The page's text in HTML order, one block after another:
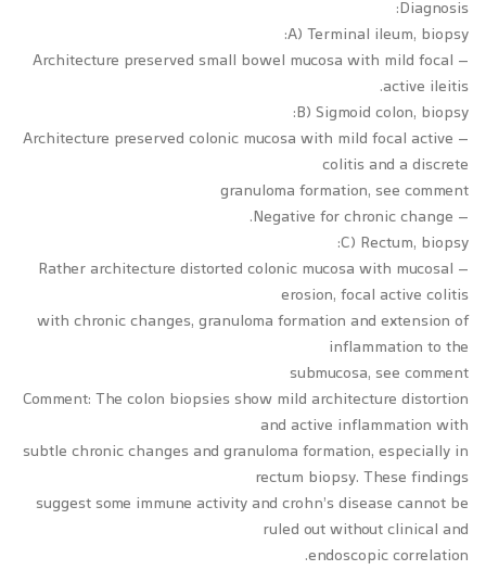
Diagnosis:
A) Terminal ileum, biopsy:
– Architecture preserved small bowel mucosa with mild focal
active ileitis.
B) Sigmoid colon, biopsy:
– Architecture preserved colonic mucosa with mild focal active
colitis and a discrete
granuloma formation, see comment
– Negative for chronic change.
C) Rectum, biopsy:
– Rather architecture distorted colonic mucosa with mucosal
erosion, focal active colitis
with chronic changes, granuloma formation and extension of
inflammation to the
submucosa, see comment
Comment: The colon biopsies show mild architecture distortion
and active inflammation with
subtle chronic changes and granuloma formation, especially in
rectum biopsy. These findings
suggest some immune activity and crohn’s disease cannot be
ruled out without clinical and
endoscopic correlation.